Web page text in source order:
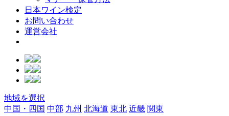
日本ワイン検定
お問い合わせ
運営会社
地域を選択
中国・四国 中部 九州 北海道 東北 近畿 関東